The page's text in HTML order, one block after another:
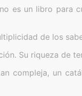
es un libro para
de los
Su riqueza de
compleja, un